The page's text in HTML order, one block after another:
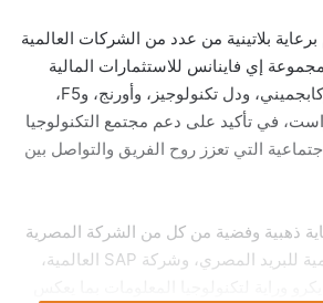
برعاية بلاتينية من عدد من الشركات العالمية
إي فاينانس للاستثمارات المالية
والرقمية ، وراية تريد، وكابجميني، ودل تكنولوجيز، وأورنج، وF5،
في تأكيد على دعم مجتمع التكنولوجيا
التي تعزز روح الفريق والتواصل بين
ذهبية وفضية من كل من الشركة المصرية
للاتصالات، والهيئة القومية للبريد المصري، وشركة SAP العالمية،